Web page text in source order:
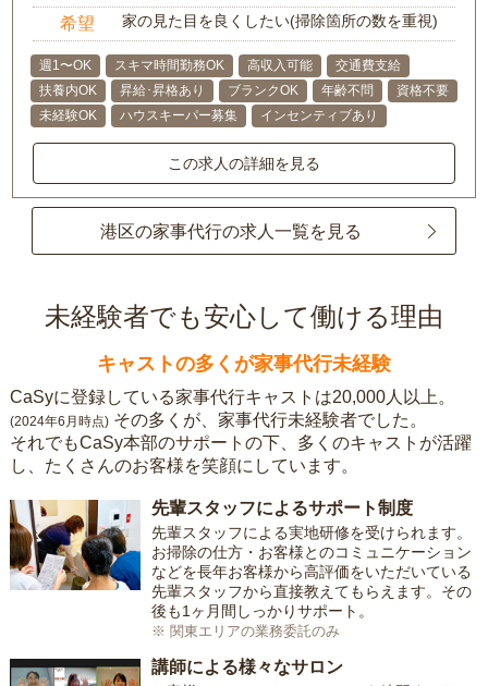
希望 家の見た目を良くしたい(掃除箇所の数を重視)
週1〜OK スキマ時間勤務OK 高収入可能
交通費支給
扶養内OK
昇給･昇格あり ブランクOK 年齢不問
資格不要
未経験OK
ハウスキーパー募集 インセンティブあり
この求人の詳細を見る
港区の家事代行の求人一覧を見る
未経験者でも安心して働ける理由
キャストの多くが家事代行未経験
CaSyに登録している家事代行キャストは20,000人以上。
(2024年6月時点) その多くが、家事代行未経験者でした。
それでもCaSy本部のサポートの下、多くのキャストが活躍
し、たくさんのお客様を笑顔にしています。
先輩スタッフによるサポート制度
先輩スタッフによる実地研修を受けられます。
お掃除の仕方・お客様とのコミュニケーション
などを長年お客様から高評価をいただいている
先輩スタッフから直接教えてもらえます。その
後も1ヶ月間しっかりサポート。
※ 関東エリアの業務委託のみ
講師による様々なサロン